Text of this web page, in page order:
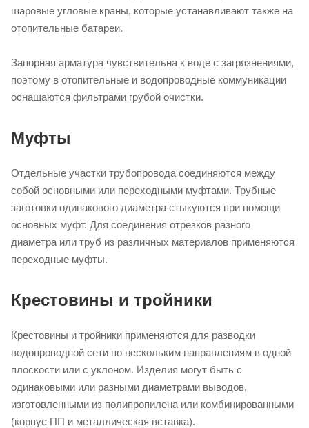
шаровые угловые краны, которые устанавливают также на
отопительные батареи.
Запорная арматура чувствительна к воде с загрязнениями,
поэтому в отопительные и водопроводные коммуникации
оснащаются фильтрами грубой очистки.
Муфты
Отдельные участки трубопровода соединяются между
собой основными или переходными муфтами. Трубные
заготовки одинакового диаметра стыкуются при помощи
основных муфт. Для соединения отрезков разного
диаметра или труб из различных материалов применяются
переходные муфты.
Крестовины и тройники
Крестовины и тройники применяются для разводки
водопроводной сети по нескольким направлениям в одной
плоскости или с уклоном. Изделия могут быть с
одинаковыми или разными диаметрами выводов,
изготовленными из полипропилена или комбинированными
(корпус ПП и металлическая вставка).